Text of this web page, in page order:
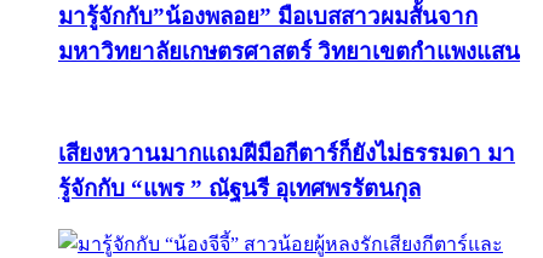
มารู้จักกับ”น้องพลอย” มือเบสสาวผมสั้นจาก
มหาวิทยาลัยเกษตรศาสตร์ วิทยาเขตกำแพงแสน
เสียงหวานมากแถมฝีมือกีตาร์ก็ยังไม่ธรรมดา มา
รู้จักกับ “แพร ” ณัฐนรี อุเทศพรรัตนกุล